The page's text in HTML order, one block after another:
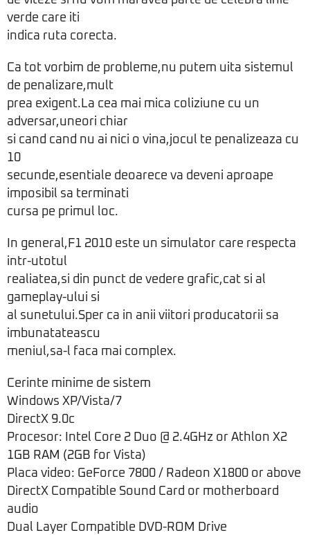
verde care iti
indica ruta corecta.
Ca tot vorbim de probleme,nu putem uita sistemul
de penalizare,mult
prea exigent.La cea mai mica coliziune cu un
adversar,uneori chiar
si cand cand nu ai nici o vina,jocul te penalizeaza cu
10
secunde,esentiale deoarece va deveni aproape
imposibil sa terminati
cursa pe primul loc.
In general,F1 2010 este un simulator care respecta
intr-utotul
realiatea,si din punct de vedere grafic,cat si al
gameplay-ului si
al sunetului.Sper ca in anii viitori producatorii sa
imbunatateascu
meniul,sa-l faca mai complex.
Cerinte minime de sistem
Windows XP/Vista/7
DirectX 9.0c
Procesor: Intel Core 2 Duo @ 2.4GHz or Athlon X2
1GB RAM (2GB for Vista)
Placa video: GeForce 7800 / Radeon X1800 or above
DirectX Compatible Sound Card or motherboard
audio
Dual Layer Compatible DVD-ROM Drive